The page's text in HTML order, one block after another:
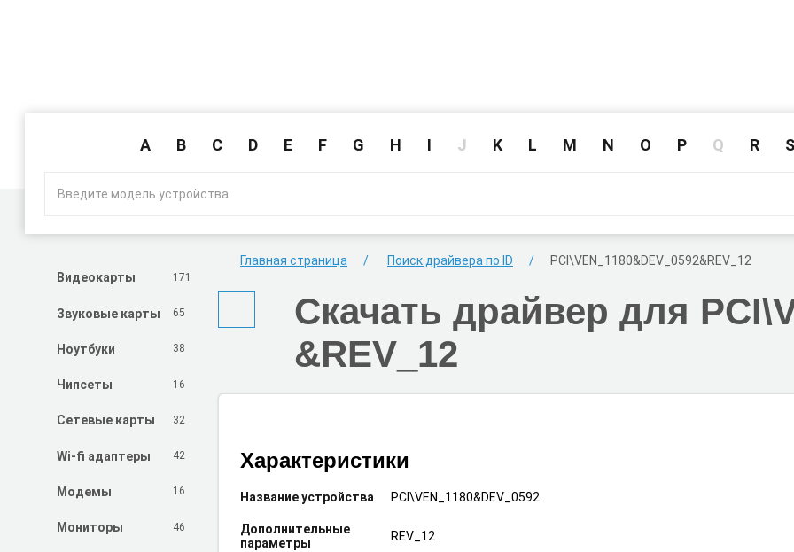
A B C D E F G H I J K L M N O P Q R S
Видеокарты 171
Звуковые карты 65
Ноутбуки 38
Чипсеты 16
Сетевые карты 32
Wi-fi адаптеры 42
Модемы 16
Мониторы 46
Главная страница Поиск драйвера по ID PCI\VEN_1180&DEV_0592&REV_12
Скачать драйвер для
&REV_12
Характеристики
Название устройства PCI\VEN_1180&DEV_0592
Дополнительные
параметры
REV_12